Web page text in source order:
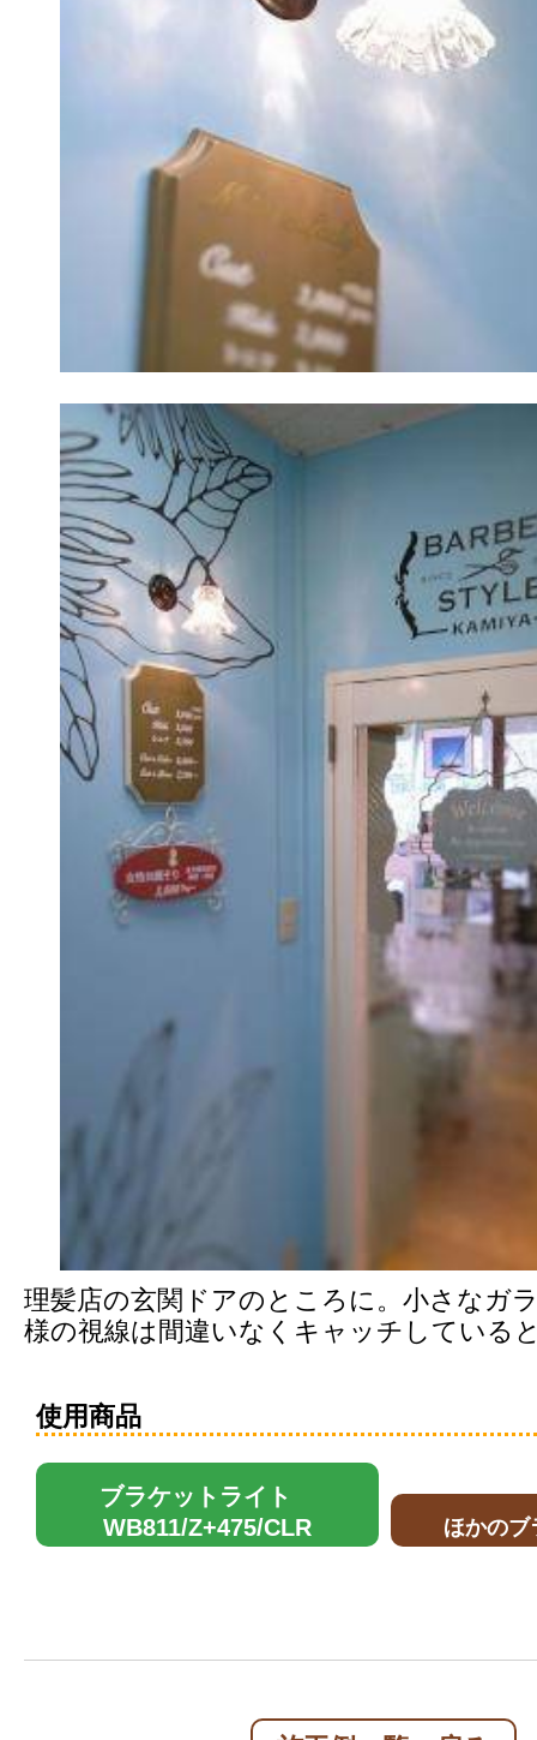
理髪店の玄関ドアのところに。小さなガ
様の視線は間違いなくキャッチしている
使用商品
ブラケットライト
WB811/Z+475/CLR
ほかのブ